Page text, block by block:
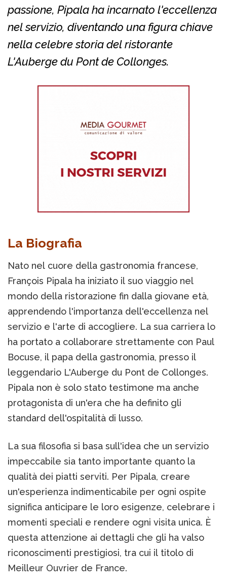
passione, Pipala ha incarnato l'eccellenza
nel servizio, diventando una figura chiave
nella celebre storia del ristorante
L'Auberge du Pont de Collonges.
La Biografia
Nato nel cuore della gastronomia francese,
François Pipala ha iniziato il suo viaggio nel
mondo della ristorazione fin dalla giovane età,
apprendendo l'importanza dell'eccellenza nel
servizio e l'arte di accogliere. La sua carriera lo
ha portato a collaborare strettamente con Paul
Bocuse, il papa della gastronomia, presso il
leggendario L'Auberge du Pont de Collonges.
Pipala non è solo stato testimone ma anche
protagonista di un'era che ha definito gli
standard dell'ospitalità di lusso.
La sua filosofia si basa sull'idea che un servizio
impeccabile sia tanto importante quanto la
qualità dei piatti serviti. Per Pipala, creare
un'esperienza indimenticabile per ogni ospite
significa anticipare le loro esigenze, celebrare i
momenti speciali e rendere ogni visita unica. È
questa attenzione ai dettagli che gli ha valso
riconoscimenti prestigiosi, tra cui il titolo di
Meilleur Ouvrier de France.